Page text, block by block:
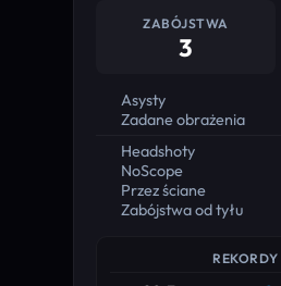
ZABÓJSTWA
3
Asysty
Zadane obrażenia
Headshoty
NoScope
Przez ściane
Zabójstwa od tyłu